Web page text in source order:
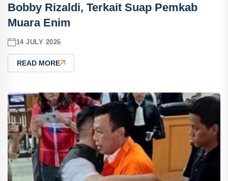
Bobby Rizaldi, Terkait Suap Pemkab
Muara Enim
14 JULY 2026
READ MORE